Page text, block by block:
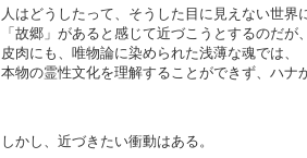
人はどうしたって、そうした目に見えない世界
「故郷」があると感じて近づこうとするのだが、
皮肉にも、唯物論に染められた浅薄な魂では、
本物の霊性文化を理解することができず、ハナ
しかし、近づきたい衝動はある。